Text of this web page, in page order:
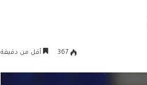
367 أقل من دقيقة